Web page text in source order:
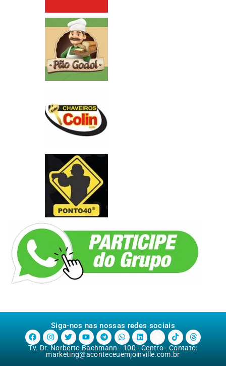
Siga-nos nas nossas redes sociais
Tv. Dr. Norberto Bachmann - 100 - Centro - Contato:
marketing@aconteceuemjoinville.com.br